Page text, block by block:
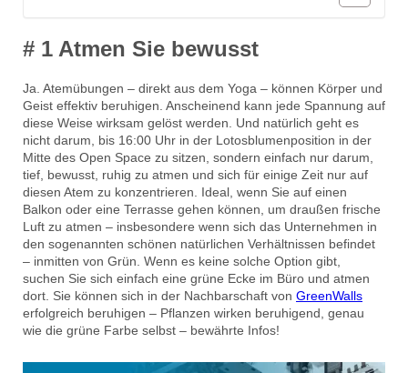
# 1 Atmen Sie bewusst
Ja. Atemübungen – direkt aus dem Yoga – können Körper und
Geist effektiv beruhigen. Anscheinend kann jede Spannung auf
diese Weise wirksam gelöst werden. Und natürlich geht es
nicht darum, bis 16:00 Uhr in der Lotosblumenposition in der
Mitte des Open Space zu sitzen, sondern einfach nur darum,
tief, bewusst, ruhig zu atmen und sich für einige Zeit nur auf
diesen Atem zu konzentrieren. Ideal, wenn Sie auf einen
Balkon oder eine Terrasse gehen können, um draußen frische
Luft zu atmen – insbesondere wenn sich das Unternehmen in
den sogenannten schönen natürlichen Verhältnissen befindet
– inmitten von Grün. Wenn es keine solche Option gibt,
suchen Sie sich einfach eine grüne Ecke im Büro und atmen
dort. Sie können sich in der Nachbarschaft von GreenWalls
erfolgreich beruhigen – Pflanzen wirken beruhigend, genau
wie die grüne Farbe selbst – bewährte Infos!